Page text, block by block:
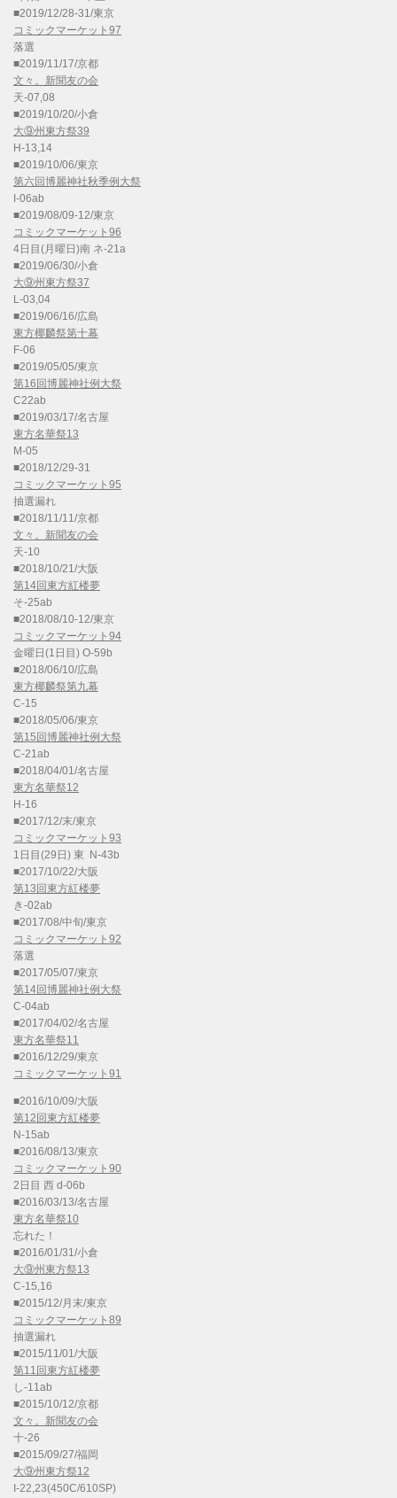
■2019/12/28-31/東京
コミックマーケット97
落選
■2019/11/17/京都
文々。新聞友の会
天-07,08
■2019/10/20/小倉
大⑨州東方祭39
H-13,14
■2019/10/06/東京
第六回博麗神社秋季例大祭
I-06ab
■2019/08/09-12/東京
コミックマーケット96
4日目(月曜日)南 ネ-21a
■2019/06/30/小倉
大⑨州東方祭37
L-03,04
■2019/06/16/広島
東方椰麟祭第十幕
F-06
■2019/05/05/東京
第16回博麗神社例大祭
C22ab
■2019/03/17/名古屋
東方名華祭13
M-05
■2018/12/29-31
コミックマーケット95
抽選漏れ
■2018/11/11/京都
文々。新聞友の会
天-10
■2018/10/21/大阪
第14回東方紅楼夢
そ-25ab
■2018/08/10-12/東京
コミックマーケット94
金曜日(1日目) O-59b
■2018/06/10/広島
東方椰麟祭第九幕
C-15
■2018/05/06/東京
第15回博麗神社例大祭
C-21ab
■2018/04/01/名古屋
東方名華祭12
H-16
■2017/12/末/東京
コミックマーケット93
1日目(29日) 東 N-43b
■2017/10/22/大阪
第13回東方紅楼夢
き-02ab
■2017/08/中旬/東京
コミックマーケット92
落選
■2017/05/07/東京
第14回博麗神社例大祭
C-04ab
■2017/04/02/名古屋
東方名華祭11
■2016/12/29/東京
コミックマーケット91
■2016/10/09/大阪
第12回東方紅楼夢
N-15ab
■2016/08/13/東京
コミックマーケット90
2日目 西 d-06b
■2016/03/13/名古屋
東方名華祭10
忘れた！
■2016/01/31/小倉
大⑨州東方祭13
C-15,16
■2015/12/月末/東京
コミックマーケット89
抽選漏れ
■2015/11/01/大阪
第11回東方紅楼夢
し-11ab
■2015/10/12/京都
文々。新聞友の会
十-26
■2015/09/27/福岡
大⑨州東方祭12
I-22,23(450C/610SP)